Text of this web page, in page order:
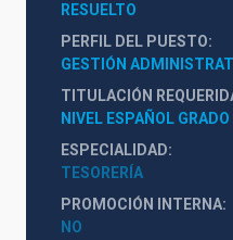
RESUELTO
PERFIL DEL PUESTO
GESTIÓN
TITULACIÓN
NIVEL ESPAÑOL
ESPECIALIDAD
TESORERÍA
PROMOCIÓN INTERNA
NO